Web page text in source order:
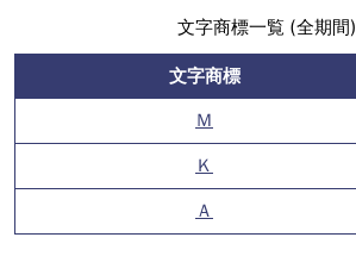
文字商標一覧 (全期間)
文字商標
Ｍ
Ｋ
Ａ